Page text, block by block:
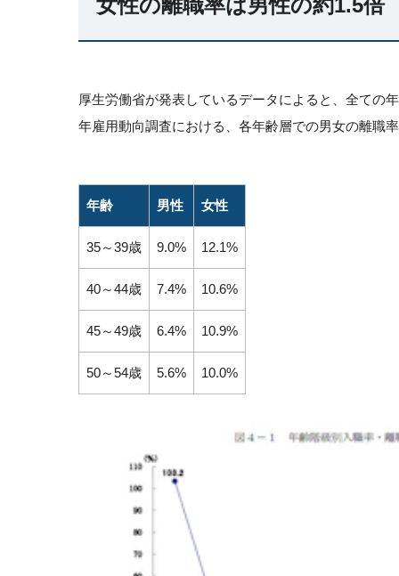
女性の離職率は男性の約1.5倍
厚生労働省が発表しているデータによると、全ての
年雇用動向調査における、各年齢層での男女の離職
年齢 男性 女性
35～39歳 9.0% 12.1%
40～44歳 7.4% 10.6%
45～49歳 6.4% 10.9%
50～54歳 5.6% 10.0%